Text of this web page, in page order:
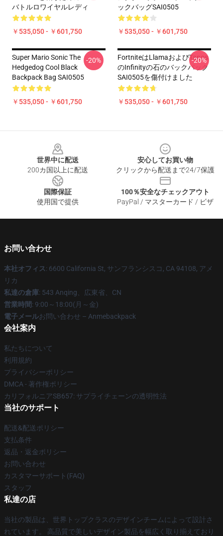
バトルロワイヤルレディ
￥535,050 - ￥601,750
ックバッグSAI0505
￥535,050 - ￥601,750
Super Mario Sonic The
Hedgedog Cool Black
Backpack Bag SAI0505
￥535,050 - ￥601,750
-20%
FortniteはLlamaおよびTanos
のInfinityの石のバックパック
SAI0505を傷付けました
￥535,050 - ￥601,750
-20%
世界中に配送
200カ国以上に配送
安心してお買い物
クリックから配送まで24/7保護
国際保証
使用国で提供
100％安全なチェックアウト
PayPal / マスターカード / ビザ
お問い合わせ
本社オフィス: 6600 California St, サンフランシスコ, CA 94108, アメ
リカ
私達の倉庫: 543 Anqing、広東省、CN
営業時間: 9:00～18:00(月～金)
電子メールお問い合わせ – Anmebackpack
会社案内
私たちについて
利用規約
プライバシーポリシー
DMCA - 著作権ポリシー
カリフォルニアSB657: サプライチェーンの透明性法
当社のサポート
配送&配送ポリシー
支払条件
返品・返金ポリシー
お問い合わせ
カスタマーサポート(FAQ)
スタッフ
私達の店
当社の製品は、世界トップクラスのデザインチームによって設計さ
れています。 高品質で美しいデザイン製品を幅広く取り揃えており